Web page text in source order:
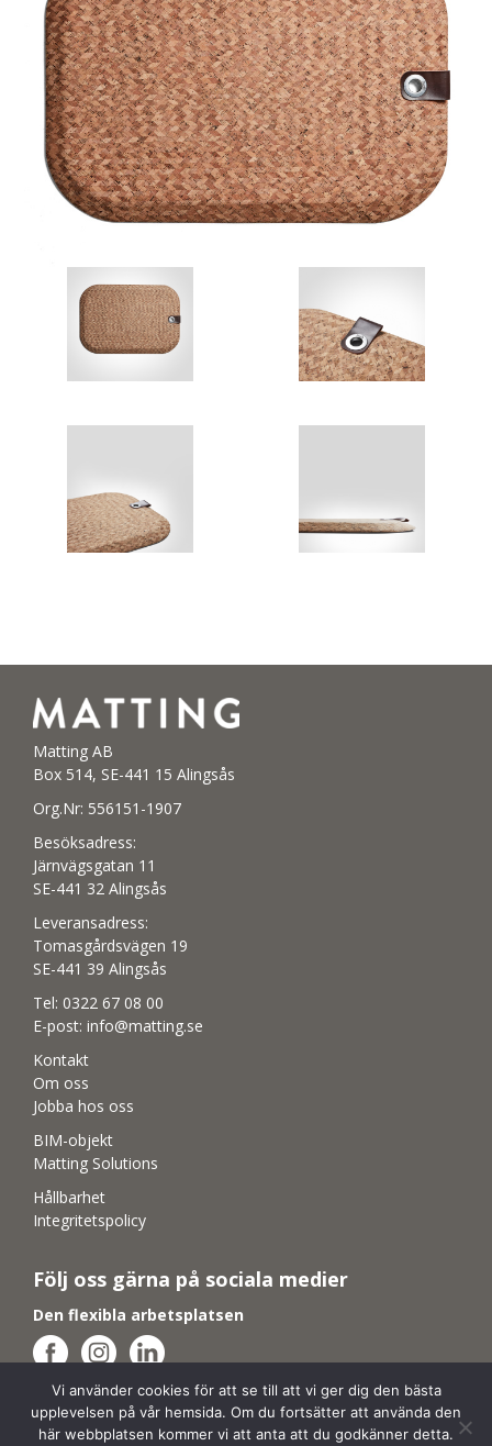
Matting AB
Box 514, SE-441 15 Alingsås
Org.Nr: 556151-1907
Besöksadress:
Järnvägsgatan 11
SE-441 32 Alingsås
Leveransadress:
Tomasgårdsvägen 19
SE-441 39 Alingsås
Tel: 0322 67 08 00
E-post: info@matting.se
Kontakt
Om oss
Jobba hos oss
BIM-objekt
Matting Solutions
Hållbarhet
Integritetspolicy
Följ oss gärna på sociala medier
Den flexibla arbetsplatsen
Aktiva studiemiljöer
Vi använder cookies för att se till att vi ger dig den bästa
upplevelsen på vår hemsida. Om du fortsätter att använda den
här webbplatsen kommer vi att anta att du godkänner detta.